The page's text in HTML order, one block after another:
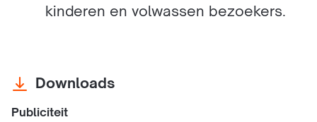
Downloads
Publiciteit
kinderen en volwassen bezoekers.